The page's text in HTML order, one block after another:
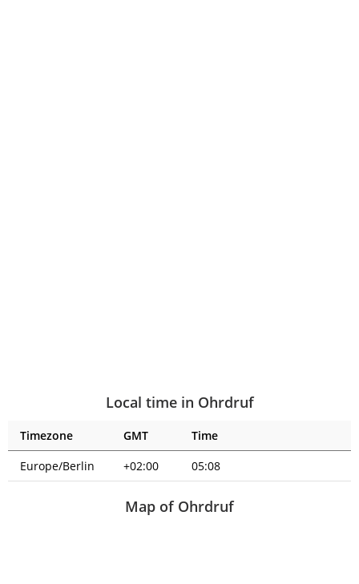
Local time in Ohrdruf
Timezone GMT
Time
Europe/Berlin
+02:00 05:09
Map of Ohrdruf